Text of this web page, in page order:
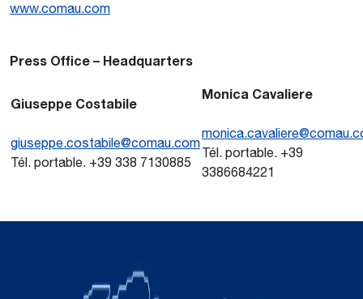
www.comau.com
Press Office – Headquarters
Giuseppe Costabile
giuseppe.costabile@comau.com
Tél. portable. +39 338 7130885
Monica Cavaliere
Tél. portable. +39
3386684221